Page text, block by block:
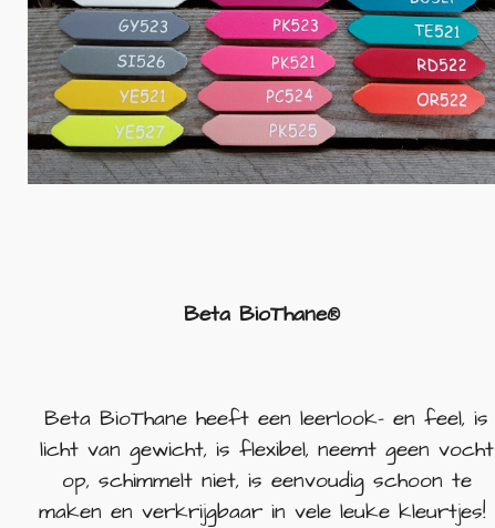
Beta BioThane®
Beta BioThane heeft een leerlook- en feel, is
licht van gewicht, is flexibel, neemt geen vocht
op, schimmelt niet, is eenvoudig schoon te
maken en verkrijgbaar in vele leuke kleurtjes!